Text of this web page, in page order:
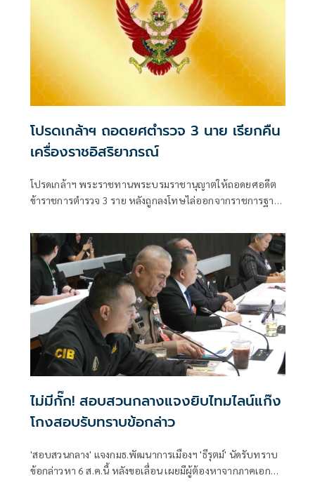
โปรดเกล้าฯ ถอดยศตำรวจ 3 นาย เรียกคืน
เครื่องราชอิสริยาภรณ์
โปรดเกล้าฯ พระราชทานพระบรมราชานุญาตให้ถอดยศอดีต
ข้าราชการตำรวจ 3 ราย หลังถูกลงโทษไล่ออกจากราชการฐาน
ไม่มีกั๊ก! สอบสวนกลางแจงยิบไทมไลน์แก๊ง
โกงสอบรับทราบข้อกล่าว
'สอบสวนกลาง' แจงกมธ.พัฒนาการเมืองฯ 'ธีรุตม์' นัดรับทราบ
ข้อกล่าวหา 6 ส.ค.นี้ หลังขอเลื่อน เผยมีผู้ต้องหาจากภาคเอกชน